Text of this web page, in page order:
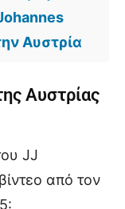
Αυστρία
Αυστρίας
JJ
από τον